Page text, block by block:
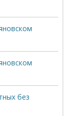
без